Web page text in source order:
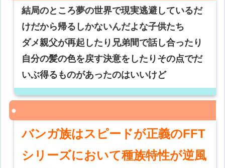
結局のところ夢の世界で現実逃避しているだ
けだから帰るしかないんだよな子供たち
ダメ親父が再起したり兄弟間で話し合ったり
自分の髪の色を戻す決意をしたりその点でだ
いぶ得るものがあったのはいいけど
バンガ族はスピードが正義のFFT
シリーズにおいて種族特性が逆風